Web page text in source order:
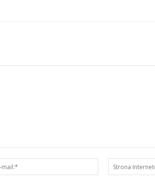
mail:*